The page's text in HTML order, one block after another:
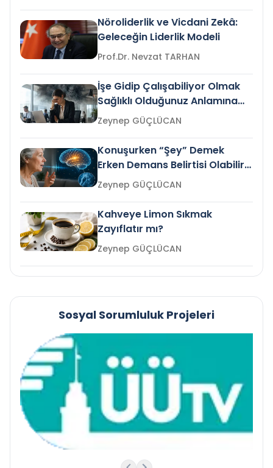
Nöroliderlik ve Vicdani Zekâ:
Geleceğin Liderlik Modeli
Prof.Dr. Nevzat TARHAN
İşe Gidip Çalışabiliyor Olmak
Sağlıklı Olduğunuz Anlamına
Gelir mi?Zeynep GÜÇLÜCAN
Konuşurken “Şey” Demek
Erken Demans Belirtisi Olabilir
mi?
Zeynep GÜÇLÜCAN
Kahveye Limon Sıkmak
Zayıflatır mı?
Zeynep GÜÇLÜCAN
Sosyal Sorumluluk Projeleri